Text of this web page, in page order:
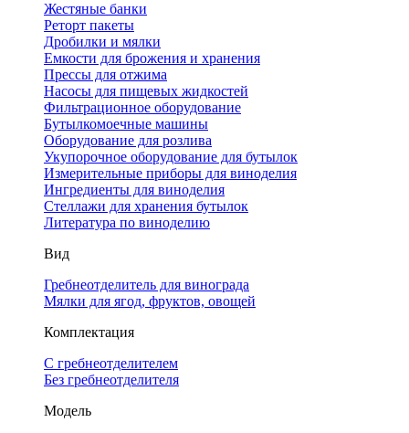
Жестяные банки
Реторт пакеты
Дробилки и мялки
Емкости для брожения и хранения
Прессы для отжима
Насосы для пищевых жидкостей
Фильтрационное оборудование
Бутылкомоечные машины
Оборудование для розлива
Укупорочное оборудование для бутылок
Измерительные приборы для виноделия
Ингредиенты для виноделия
Стеллажи для хранения бутылок
Литература по виноделию
Вид
Гребнеотделитель для винограда
Мялки для ягод, фруктов, овощей
Комплектация
С гребнеотделителем
Без гребнеотделителя
Модель